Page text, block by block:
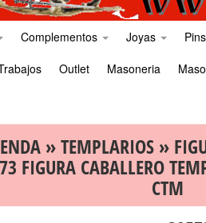
Complementos Joyas
Pins
Outlet Masoneria
»TEMPLARIOS»
FIGURA CABALLERO
CTM